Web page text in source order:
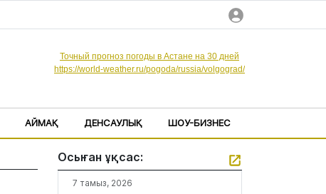
Точный прогноз погоды в Астане на 30 дней
https://world-weather.ru/pogoda/russia/volgograd/
АЙМАҚ ДЕНСАУЛЫҚ ШОУ-БИЗНЕС
Осыған ұқсас:
7 тамыз, 2026